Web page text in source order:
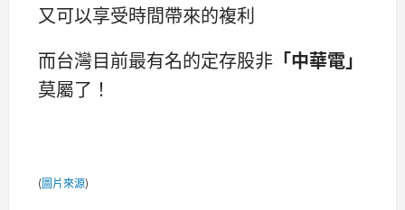
又可以享受時間帶來的複利
而台灣目前最有名的定存股非 「中華電」
莫屬了！
(圖片來源)